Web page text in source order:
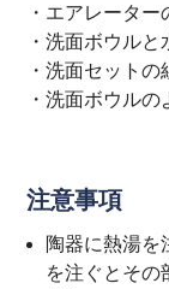
・ エアレーター
・洗面ボウルと
・洗面セットの
・洗面ボウルの
注意事項
陶器に熱湯を
を注ぐとその